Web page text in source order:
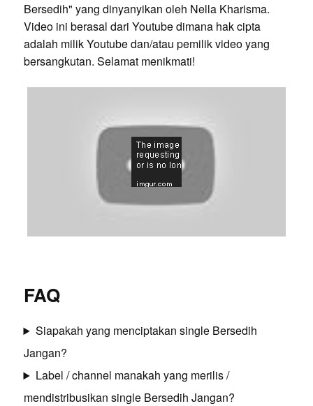
Bersedih" yang dinyanyikan oleh Nella Kharisma.
Video ini berasal dari Youtube dimana hak cipta
adalah milik Youtube dan/atau pemilik video yang
bersangkutan. Selamat menikmati!
FAQ
Siapakah yang menciptakan single Bersedih
Jangan?
Label / channel manakah yang merilis /
mendistribusikan single Bersedih Jangan?